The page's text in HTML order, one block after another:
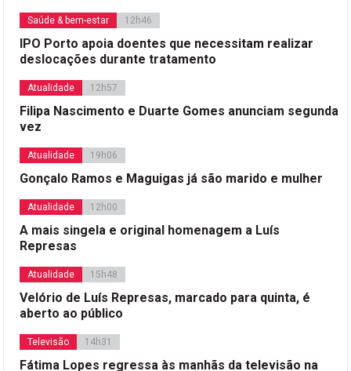
Saúde & bem-estar 12h46
IPO Porto apoia doentes que necessitam realizar
deslocações durante tratamento
Atualidade 12h57
Filipa Nascimento e Duarte Gomes anunciam segunda
vez
Atualidade 19h06
Gonçalo Ramos e Maguigas já são marido e mulher
Atualidade 12h00
A mais singela e original homenagem a Luís
Represas
Atualidade 15h48
Velório de Luís Represas, marcado para quinta, é
aberto ao público
Televisão 14h31
Fátima Lopes regressa às manhãs da televisão na